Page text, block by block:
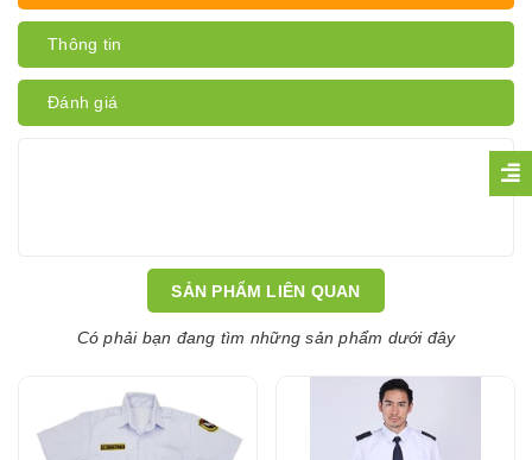
Thông tin
Đánh giá
SẢN PHẨM LIÊN QUAN
Có phải bạn đang tìm những sản phẩm dưới đây